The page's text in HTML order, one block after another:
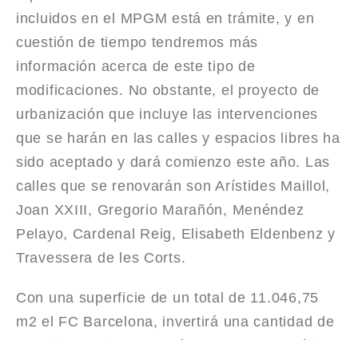
incluidos en el MPGM está en trámite, y en
cuestión de tiempo tendremos más
información acerca de este tipo de
modificaciones. No obstante, el proyecto de
urbanización que incluye las intervenciones
que se harán en las calles y espacios libres ha
sido aceptado y dará comienzo este año. Las
calles que se renovarán son Arístides Maillol,
Joan XXIII, Gregorio Marañón, Menéndez
Pelayo, Cardenal Reig, Elisabeth Eldenbenz y
Travessera de les Corts.
Con una superficie de un total de 11.046,75
m2 el FC Barcelona, invertirá una cantidad de